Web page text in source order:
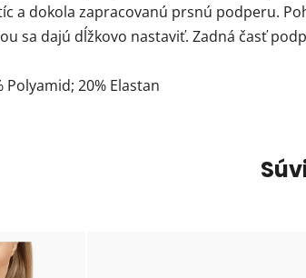
a dokola zapracovanú prsnú podperu.
sa dajú dĺžkovo nastaviť. Zadná časť
20% Elastan